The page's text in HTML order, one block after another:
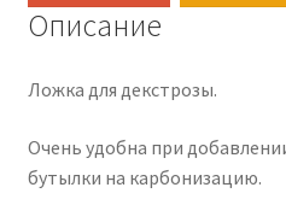
Описание
Ложка для декстрозы.
Очень удобна при
бутылки на карбонизацию.